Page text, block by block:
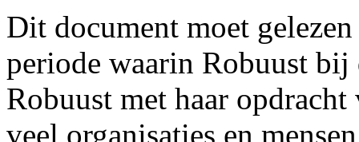
Dit document moet
periode waarin Robuust
Robuust met haar
veel organisaties en